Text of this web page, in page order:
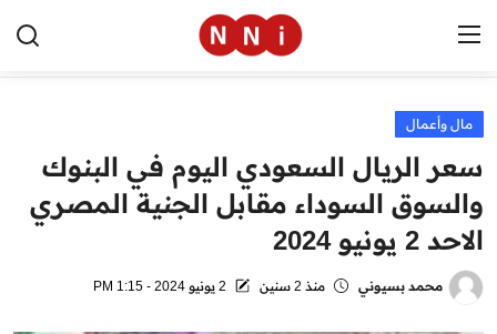
الرئيسية
اخبار مصر
العالم
الرياضة
مال وأعمال
سعر الريال السعودي اليوم في البنوك
والسوق السوداء مقابل الجنية المصري
الاحد 2 يونيو 2024
محمد بسيوني منذ 2 سنين 2 يونيو 2024 - 1:15 PM